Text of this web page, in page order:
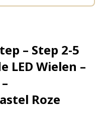
– Step 2-5
LED Wielen –
Roze